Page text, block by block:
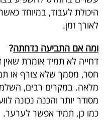
היכולת לעבוד, במיוחד
לאורך זמן.
ומה אם התביעה נדחתה?
דחייה לא תמיד אומרת שאין
חסר, מסמך שלא צורף או
מלאה. במקרים רבים,
מסודר יותר והכנה נכונה
כמו כן, תמיד אפשר לערער.